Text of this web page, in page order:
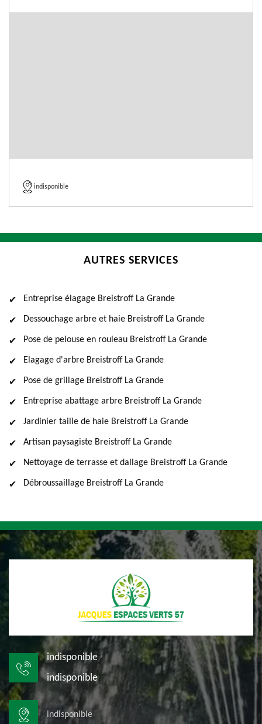
indisponible
AUTRES SERVICES
Entreprise élagage Breistroff La Grande
Dessouchage arbre et haie Breistroff La Grande
Pose de pelouse en rouleau Breistroff La Grande
Elagage d'arbre Breistroff La Grande
Pose de grillage Breistroff La Grande
Entreprise abattage arbre Breistroff La Grande
Jardinier taille de haie Breistroff La Grande
Artisan paysagiste Breistroff La Grande
Nettoyage de terrasse et dallage Breistroff La Grande
Débroussaillage Breistroff La Grande
indisponible
indisponible
indisponible